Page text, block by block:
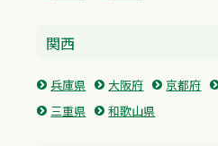
関西
兵庫県 大阪府 京都府
三重県
和歌山県